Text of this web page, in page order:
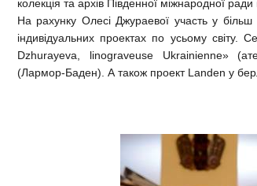
колекція та архів Південної міжнародної ради
На рахунку Олесі Джураевої участь у
індивідуальних проектах по усьому світу.
Dzhurayeva, linograveuse Ukrainienne»
(Лармор-Баден). А також проект Landen у